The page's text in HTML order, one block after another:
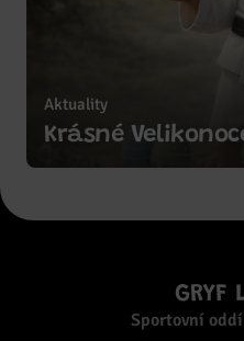
Aktuality
Krásné
Zobrazit více
GRYF
Sportovní